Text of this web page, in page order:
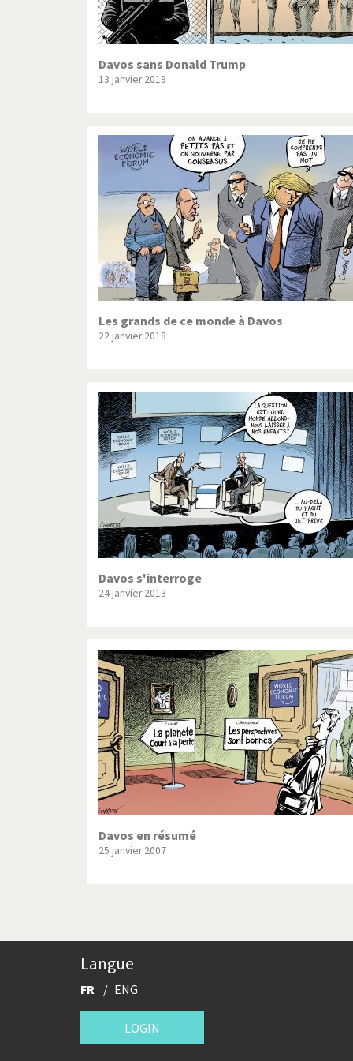
Davos sans Donald Trump
13 janvier 2019
Les grands de ce monde à Davos
22 janvier 2018
Davos s'interroge
24 janvier 2013
Davos en résumé
25 janvier 2007
Langue
FR ENG
LOGIN